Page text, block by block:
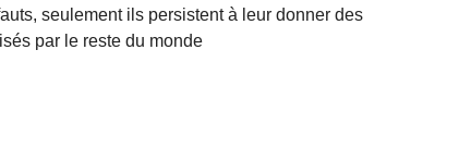
seulement ils persistent à leur donner des
par le reste du monde